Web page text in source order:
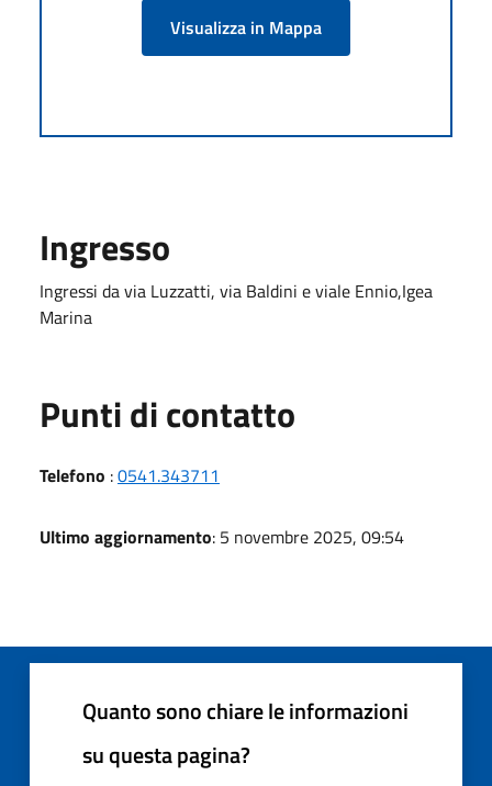
Visualizza in Mappa
Ingresso
Ingressi da via Luzzatti, via Baldini e viale Ennio,Igea
Marina
Punti di contatto
Telefono :0541.343711
Ultimo aggiornamento: 5 novembre 2025, 09:54
Quanto sono chiare le informazioni
su questa pagina?